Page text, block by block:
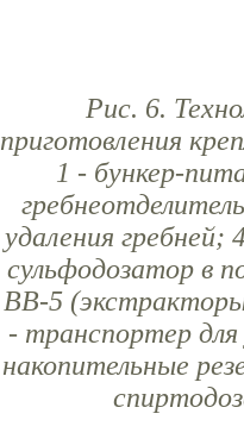
Рис. 6.
приготовления
1 - бункер-
удаления гребней;
сульфодозатор в
ВВ-5
- транспортер
накопительные